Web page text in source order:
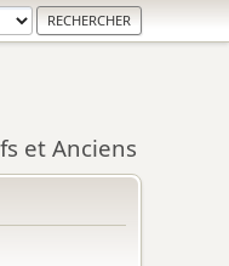
et Anciens